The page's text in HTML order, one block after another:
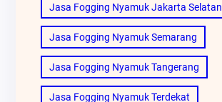
Jasa Fogging Nyamuk Jakarta Selatan
Jasa Fogging Nyamuk Semarang
Jasa Fogging Nyamuk Tangerang
Jasa Fogging Nyamuk Terdekat